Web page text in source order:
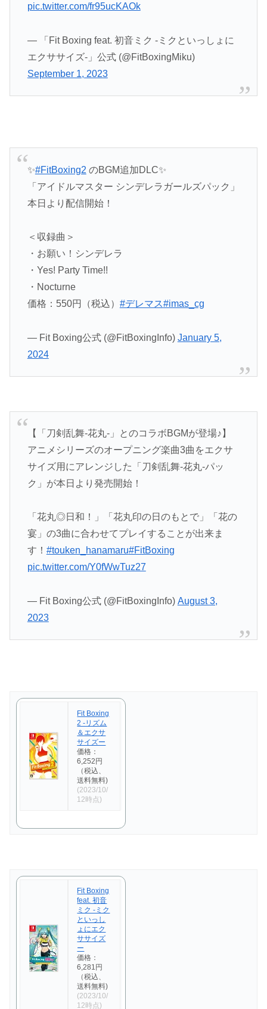
pic.twitter.com/fr95ucKAOk
— 「Fit Boxing feat. 初音ミク -ミクといっしょに
エクササイズ-」公式 (@FitBoxingMiku)
September 1, 2023
✨#FitBoxing2 のBGM追加DLC✨
「アイドルマスター シンデレラガールズパック」
本日より配信開始！
＜収録曲＞
・お願い！シンデレラ
・Yes! Party Time!!
・Nocturne
価格：550円（税込） #デレマス#imas_cg
— Fit Boxing公式 (@FitBoxingInfo) January 5,
2024
【「刀剣乱舞-花丸-」とのコラボBGMが登場♪】
アニメシリーズのオープニング楽曲3曲をエクサ
サイズ用にアレンジした「刀剣乱舞-花丸-パッ
ク」が本日より発売開始！
「花丸◎日和！」「花丸印の日のもとで」「花の
宴」の3曲に合わせてプレイすることが出来ま
す！ #touken_hanamaru#FitBoxing
pic.twitter.com/Y0fWwTuz27
— Fit Boxing公式 (@FitBoxingInfo) August 3,
2023
Fit Boxing
2 -リズム
＆エクサ
サイズー
価格：
6,252円
（税込、
送料無料)
(2023/10/
12時点)
Fit Boxing
feat. 初音
ミク -ミク
といっし
ょにエク
ササイズ
ー
価格：
6,281円
（税込、
送料無料)
(2023/10/
12時点)